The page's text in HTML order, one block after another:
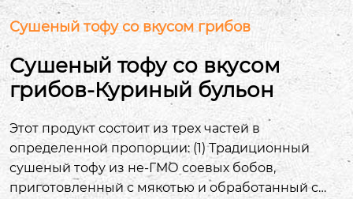
Сушеный тофу со вкусом грибов
Сушеный тофу со вкусом
грибов-Куриный бульон
Этот продукт состоит из трех частей в
определенной пропорции: (1) Традиционный
сушеный тофу из не-ГМО соевых бобов,
приготовленный с мякотью и обработанный с